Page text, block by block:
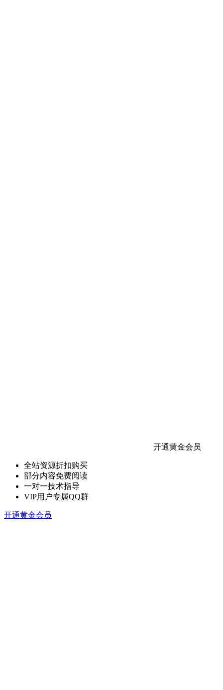
开通黄金会员
全站资源折扣购买
部分内容免费阅读
一对一技术指导
VIP用户专属QQ群
开通黄金会员